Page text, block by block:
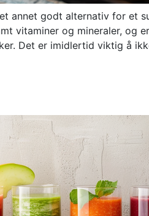
annet godt alternativ for et
vitaminer og mineraler, og
Det er imidlertid viktig å